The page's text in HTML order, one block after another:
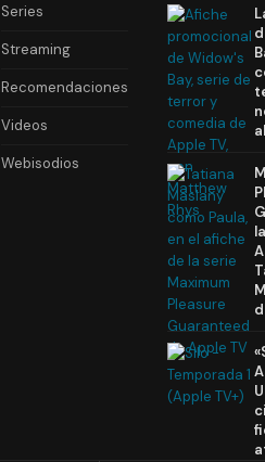
Series
Streaming
Recomendaciones
Videos
Webisodios